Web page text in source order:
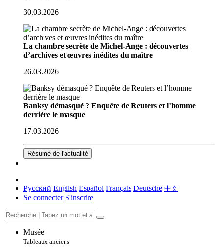
30.03.2026
La chambre secrète de Michel-Ange : découvertes
d’archives et œuvres inédites du maître
26.03.2026
Banksy démasqué ? Enquête de Reuters et l’homme
derrière le masque
17.03.2026
Résumé de l'actualité
Русский English Español Français Deutsche 中文
Se connecter S'inscrire
Musée
Tableaux anciens